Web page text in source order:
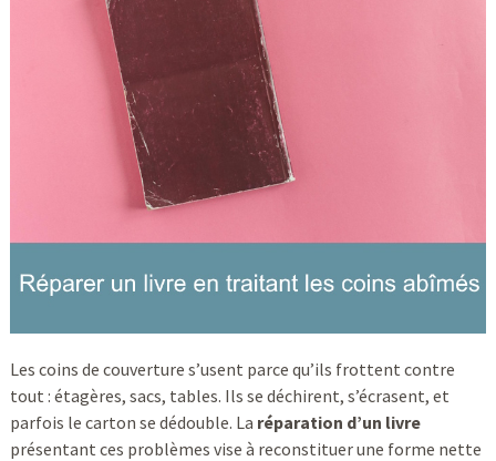
Les coins de couverture s’usent parce qu’ils frottent contre
tout : étagères, sacs, tables. Ils se déchirent, s’écrasent, et
parfois le carton se dédouble. La réparation d’un livre
présentant ces problèmes vise à reconstituer une forme nette